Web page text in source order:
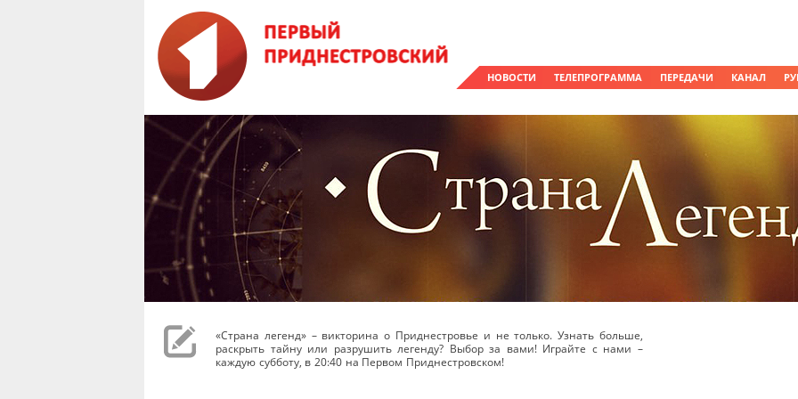
НОВОСТИ ТЕЛЕПРОГРАММА ПЕРЕДАЧИ КАНАЛ
«Страна легенд» – викторина о Приднестровье и не только. Узнать больше,
раскрыть тайну или разрушить легенду? Выбор за вами! Играйте с нами –
каждую субботу, в 20:40 на Первом Приднестровском!